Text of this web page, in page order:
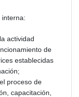
interna:
actividad
de
establecidas
el proceso de
capacitación,